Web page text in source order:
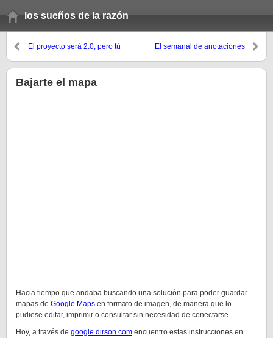
los sueños de la razón
El proyecto será 2.0, pero tú
El semanal de anotaciones
Bajarte el mapa
Hacia tiempo que andaba buscando una solución para poder guardar
mapas de Google Maps en formato de imagen, de manera que lo
pudiese editar, imprimir o consultar sin necesidad de conectarse.
Hoy, a través de google.dirson.com encuentro estas instrucciones en